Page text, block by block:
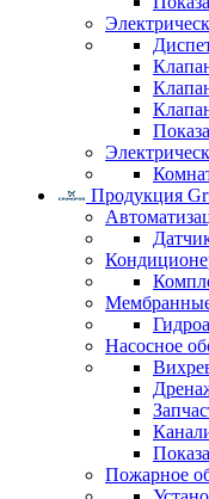
Продукция
Насосное
Пожарное